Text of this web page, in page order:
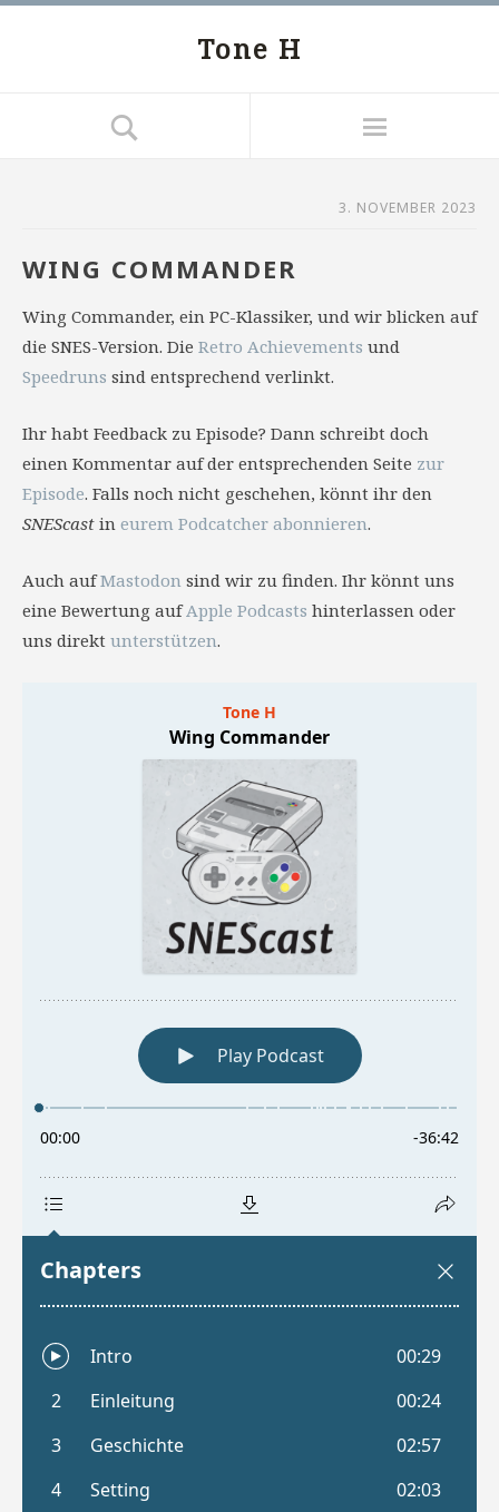
Tone H
3. NOVEMBER 2023
WING COMMANDER
Wing Commander, ein PC-Klassiker, und wir blicken auf
die SNES-Version. Die Retro Achievements und
Speedruns sind entsprechend verlinkt.
Ihr habt Feedback zu Episode? Dann schreibt doch
einen Kommentar auf der entsprechenden Seite zur
Episode. Falls noch nicht geschehen, könnt ihr den
SNEScast in eurem Podcatcher abonnieren.
Auch aufMastodon sind wir zu finden. Ihr könnt uns
eine Bewertung aufApple Podcasts hinterlassen oder
uns direkt unterstützen.